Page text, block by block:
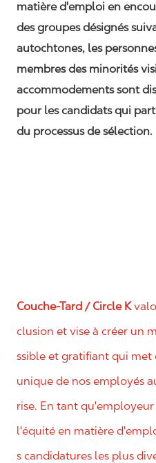
matière d'emploi en
des groupes désignés
autochtones, les
membres des minorités
accommodements sont
pour les candidats qui
du processus de sélection.
Couche-Tard / Circle K
clusion et vise à créer un
ssible et gratifiant qui
unique de nos employés
rise. En tant
l'équité en matière
s candidatures les plus